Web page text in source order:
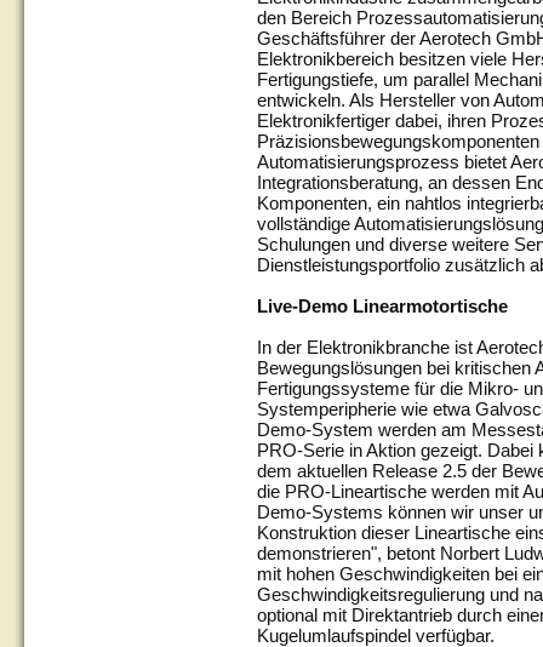
den Bereich
Geschäftsführer der Aerotech
Elektronikbereich besitzen viele
Fertigungstiefe, um parallel
entwickeln. Als Hersteller von
Elektronikfertiger dabei, ihren
Automatisierungsprozess bietet
Integrationsberatung, an dessen
Komponenten, ein nahtlos
vollständige
Schulungen und diverse weitere
Dienstleistungsportfolio zusätzlich
Live-Demo Linearmotortische
In der Elektronikbranche ist
Bewegungslösungen bei kritischen
Fertigungssysteme für die Mikro-
Systemperipherie wie etwa
Demo-System werden am
PRO-Serie in Aktion gezeigt.
dem aktuellen Release 2.5 der
die PRO-Lineartische werden mit
Demo-Systems können wir unser
Konstruktion dieser Lineartische
demonstrieren", betont Norbert
mit hohen Geschwindigkeiten bei
Geschwindigkeitsregulierung und
optional mit Direktantrieb durch
Kugelumlaufspindel verfügbar.